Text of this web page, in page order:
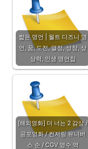
짧은 명언 | 월트 디즈니 명
언, 꿈, 도전, 열정, 성장, 상
상력, 인생 명언집
[해외영화] 더 너는 2 감상 /
공포영화 / 컨저링 유니버
스 순 / CGV 영수 역